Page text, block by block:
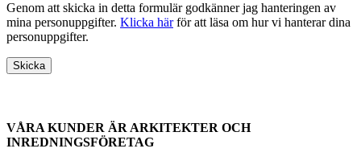
Genom att skicka in detta formulär godkänner jag hanteringen av
mina personuppgifter. Klicka härför att läsa om hur vi hanterar dina
personuppgifter.
VÅRA KUNDER ÄR ARKITEKTER OCH
INREDNINGSFÖRETAG